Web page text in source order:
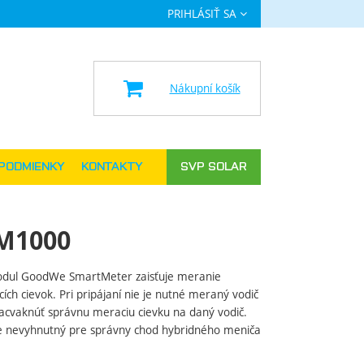
GoodWe SmartMeter zaisťuje meranie
cievok. Pri pripájaní nie je nutné meraný vodič
správnu meraciu cievku na daný vodič.
nevyhnutný pre správny chod hybridného meniča
KONTAKTY SVP SOLAR
PRIHLÁSIŤ SA
Nákupní košík